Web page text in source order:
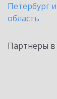
Петербург
область
Партнеры